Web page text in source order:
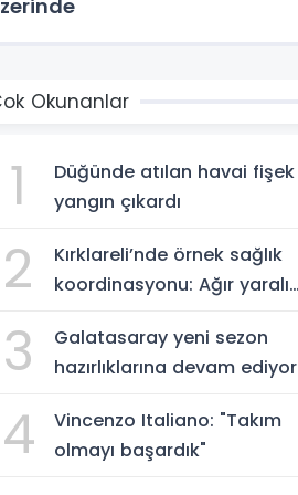
Okunanlar
1
Düğünde atılan havai fişek
yangın çıkardı
2
Kırklareli’nde örnek sağlık
koordinasyonu: Ağır yaralı
Ankara’ya sevk edildi
3
Galatasaray yeni sezon
hazırlıklarına devam ediyor
4
Vincenzo Italiano: "Takım
olmayı başardık"